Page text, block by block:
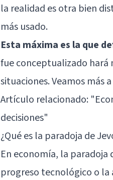
la realidad es otra bien
más usado.
Esta máxima es la que
fue conceptualizado hará
situaciones. Veamos más
Artículo relacionado:
decisiones"
¿Qué es la paradoja de
En economía, la paradoja
progreso tecnológico o